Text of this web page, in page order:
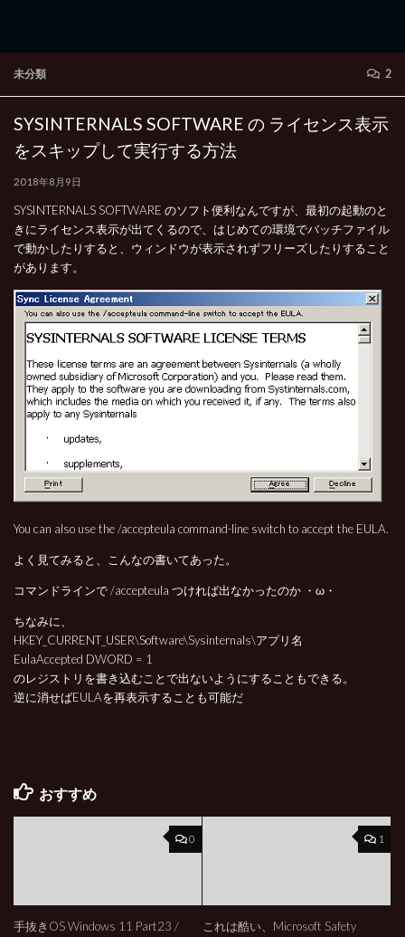
未分類 2
SYSINTERNALS SOFTWARE の ライセンス表示
をスキップして実行する方法
2018年8月9日
SYSINTERNALS SOFTWARE のソフト便利なんですが、最初の起動のと
きにライセンス表示が出てくるので、はじめての環境でバッチファイル
で動かしたりすると、ウィンドウが表示されずフリーズしたりすること
があります。
You can also use the /accepteula command-line switch to accept the EULA.
よく見てみると、こんなの書いてあった。
コマンドラインで /accepteula つければ出なかったのか ・ω・
ちなみに、
HKEY_CURRENT_USER\Software\Sysinternals\アプリ名
EulaAccepted DWORD = 1
のレジストリを書き込むことで出ないようにすることもできる。
逆に消せばEULAを再表示することも可能だ
おすすめ
0
手抜きOS Windows 11 Part23 /
1
これは酷い、Microsoft Safety